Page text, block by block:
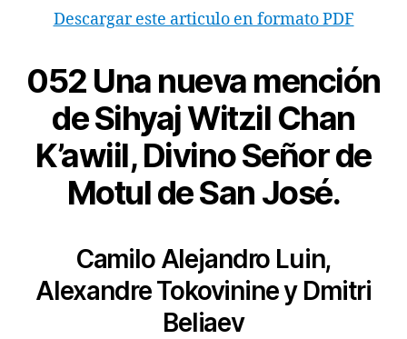
Descargar este articulo en formato PDF
052 Una nueva mención
de Sihyaj Witzil Chan
K’awiil, Divino Señor de
Motul de San José.
Camilo Alejandro Luin,
Alexandre Tokovinine y Dmitri
Beliaev